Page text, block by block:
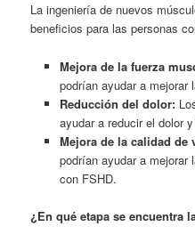
La ingeniería de nuevos
beneficios para las personas
Mejora de la fuerza
podrían ayudar a mejorar
Reducción del dolor:
ayudar a reducir el dolor
Mejora de la calidad de
podrían ayudar a mejorar
con FSHD.
¿En qué etapa se encuentra